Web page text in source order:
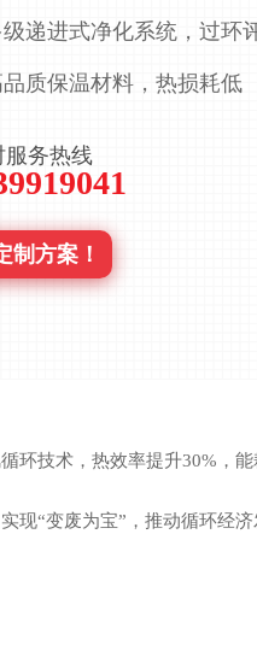
递进式净化系统，过环
质保温材料，热损耗低
服务热线
制方案！
技术，热效率提升30%，能
“变废为宝”，推动循环经济